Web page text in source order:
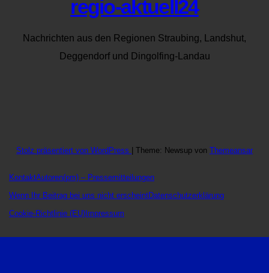
regio-aktuell24
Nachrichten aus den Regionen Straubing, Landshut,
Deggendorf und Dingolfing-Landau
Stolz präsentiert von WordPress Theme: Newsup von Themeansar
KontaktAutoren(pm) – Pressemitteilungen
Wenn Ihr Beitrag bei uns nicht erscheintDatenschutzerklärung
Cookie-Richtlinie (EU) Impressum